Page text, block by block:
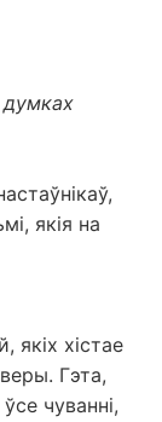
думках
якія на
якіх хістае
Гэта,
чуванні,